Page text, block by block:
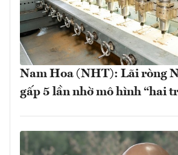
Nam Hoa (NHT): Lãi ròng
gấp 5 lần nhờ mô hình “hai